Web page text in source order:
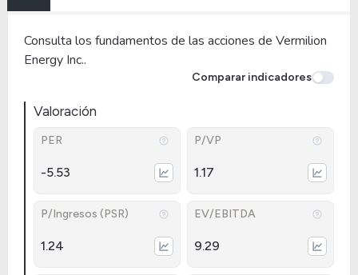
Consulta los fundamentos de las acciones de Vermilion
Energy Inc..
Comparar indicadores
Valoración
PER
-5.53
P/VP
1.17
P/Ingresos (PSR)
1.24
EV/EBITDA
9.29